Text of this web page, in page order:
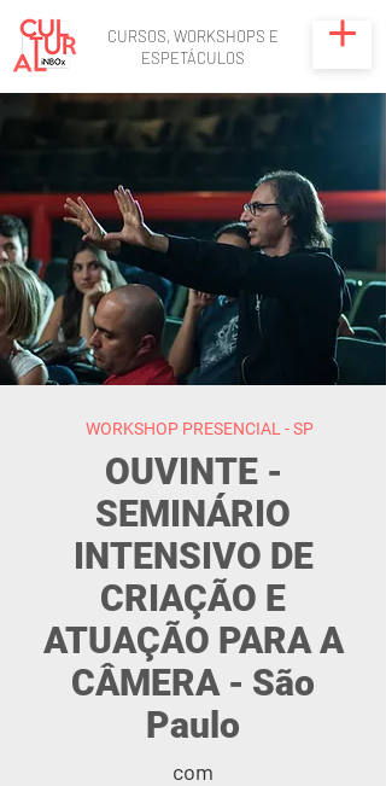
CURSOS, WORKSHOPS E
ESPETÁCULOS
WORKSHOP PRESENCIAL - SP
OUVINTE -
SEMINÁRIO
INTENSIVO DE
CRIAÇÃO E
ATUAÇÃO PARA A
CÂMERA - São
Paulo
com